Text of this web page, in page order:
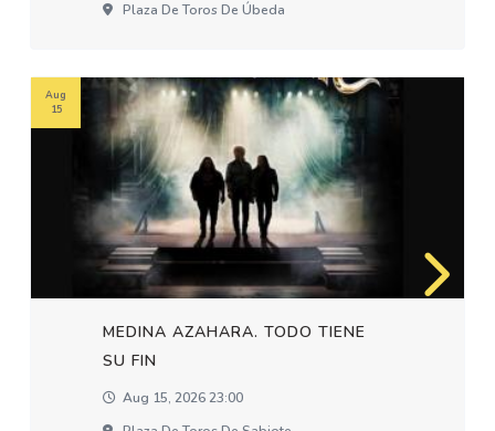
Plaza De Toros De Úbeda
MEDINA AZAHARA. TODO TIENE
SU FIN
Aug 15, 2026 23:00
Aug
15